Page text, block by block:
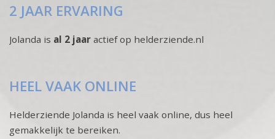
2 JAAR ERVARING
Jolanda is al 2 jaar actief op helderziende.nl
HEEL VAAK ONLINE
Helderziende Jolanda is heel vaak online, dus heel
gemakkelijk te bereiken.